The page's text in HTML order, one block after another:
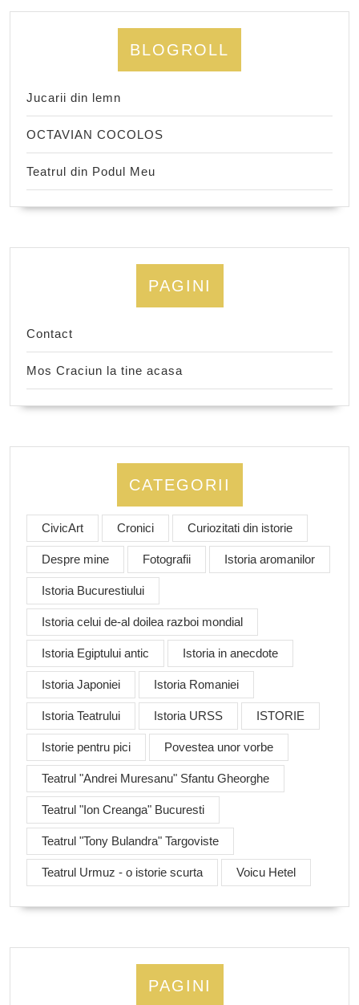
BLOGROLL
Jucarii din lemn
OCTAVIAN COCOLOS
Teatrul din Podul Meu
PAGINI
Contact
Mos Craciun la tine acasa
CATEGORII
CivicArt Cronici Curiozitati din istorie
Despre mine Fotografii Istoria aromanilor
Istoria Bucurestiului
Istoria celui de-al doilea razboi mondial
Istoria Egiptului antic Istoria in anecdote
Istoria Japoniei Istoria Romaniei
Istoria Teatrului Istoria URSS ISTORIE
Istorie pentru pici Povestea unor vorbe
Teatrul "Andrei Muresanu" Sfantu Gheorghe
Teatrul "Ion Creanga" Bucuresti
Teatrul "Tony Bulandra" Targoviste
Teatrul Urmuz - o istorie scurta Voicu Hetel
PAGINI